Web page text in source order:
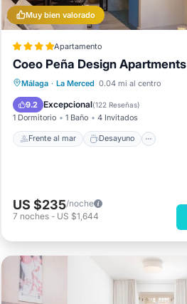
Muy bien valorado
Apartamento
Coeo Peña Design Apartments
Málaga · La Merced 0.04 mi al centro
9.2 Excepcional(122 Reseñas)
1 Dormitorio 1 Baño 4 Invitados
Frente al mar Desayuno
Frente al mar
Desayuno
Vista al mar
Vistas
US $235/noche
7 noches - US $1,644